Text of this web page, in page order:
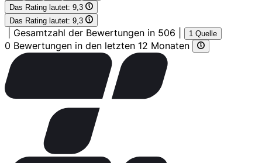
Das Rating lautet: 9,3
Das Rating lautet: 9,3
Gesamtzahl der Bewertungen in 506 1 Quelle
0 Bewertungen in den letzten 12 Monaten